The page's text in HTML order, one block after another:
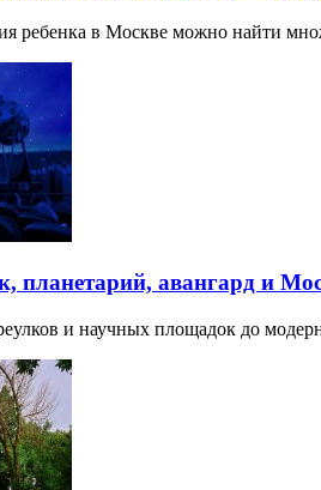
ребенка в Москве можно найти
планетарий, авангард и
и научных площадок до